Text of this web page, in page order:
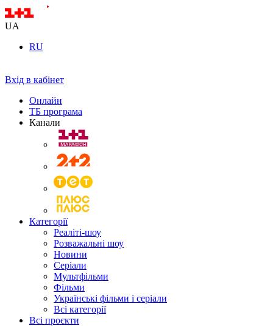
UA
RU
Вхід в кабінет
Онлайн
ТБ програма
Канали
Категорії
Реаліті-шоу
Розважальні шоу
Новини
Серіали
Мультфільми
Фільми
Українські фільми і серіали
Всі категорії
Всі проєкти